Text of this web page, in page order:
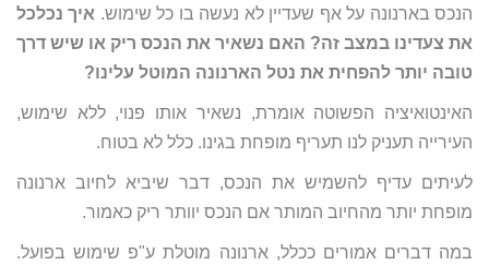
הנכס בארנונה על אף שעדיין לא נעשה בו כל שימוש. איך נכלכל
את צעדינו במצב זה? האם נשאיר את הנכס ריק או שיש דרך
טובה יותר להפחית את נטל הארנונה המוטל עלינו?
האינטואיציה הפשוטה אומרת, נשאיר אותו פנוי, ללא שימוש,
העירייה תעניק לנו תעריף מופחת בגינו. כלל לא בטוח.
לעיתים עדיף להשמיש את הנכס, דבר שיביא לחיוב ארנונה
מופחת יותר מהחיוב המותר אם הנכס יוותר ריק כאמור.
במה דברים אמורים ככלל, ארנונה מוטלת ע"פ שימוש בפועל.